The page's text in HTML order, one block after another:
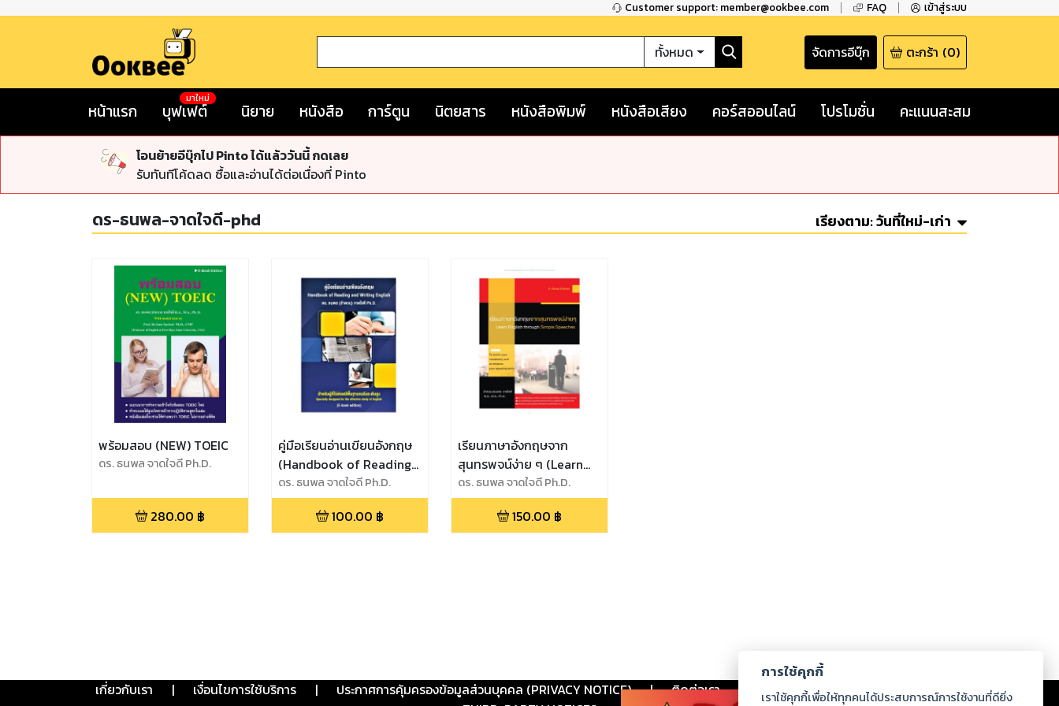
Customer support: member@ookbee.com FAQ เข้าสู่ระบบ
ทั้งหมด จัดการอีบุ๊ก ตะกร้า (0)
หน้าแรก บุฟเฟต์
มาใหม่
นิยาย หนังสือ การ์ตูน นิตยสาร หนังสือพิมพ์ หนังสือเสียง คอร์สออนไลน์ โปรโมชั่น คะแนนสะสม
โอนย้ายอีบุ๊กไป Pinto ได้แล้ววันนี้ กดเลย
รับทันทีโค้ดลด ซื้อและอ่านได้ต่อเนื่องที่ Pinto
ดร-ธนพล-จาดใจดี-phd เรียงตาม:วันที่ใหม่-เก่า
พร้อมสอบ (NEW) TOEIC
ดร. ธนพล จาดใจดี Ph.D.
280.00 ฿
คู่มือเรียนอ่านเขียนอังกฤษ
(Handbook of Reading
and Writing English)
ดร. ธนพล จาดใจดี Ph.D.
100.00 ฿
เรียนภาษาอังกฤษจาก
สุนทรพจน์ง่าย ๆ (Learn
English through Simple
Speeches)
ดร. ธนพล จาดใจดี Ph.D.
150.00 ฿
เกี่ยวกับเรา | เงื่อนไขการใช้บริการ | ประกาศการคุ้มครองข้อมูลส่วนบุคคล (PRIVACY NOTICE) | ติดต่อเรา ร่วมงานกับเรา ดาวน์โหลด
การใช้คุกกี้
เราใช้คุกกี้เพื่อให้ทุกคนได้ประสบการณ์การใช้งานที่ดียิ่ง